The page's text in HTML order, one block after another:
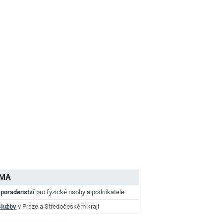
pro fyzické osoby a podnikatele
v Praze a Středočeském kraji